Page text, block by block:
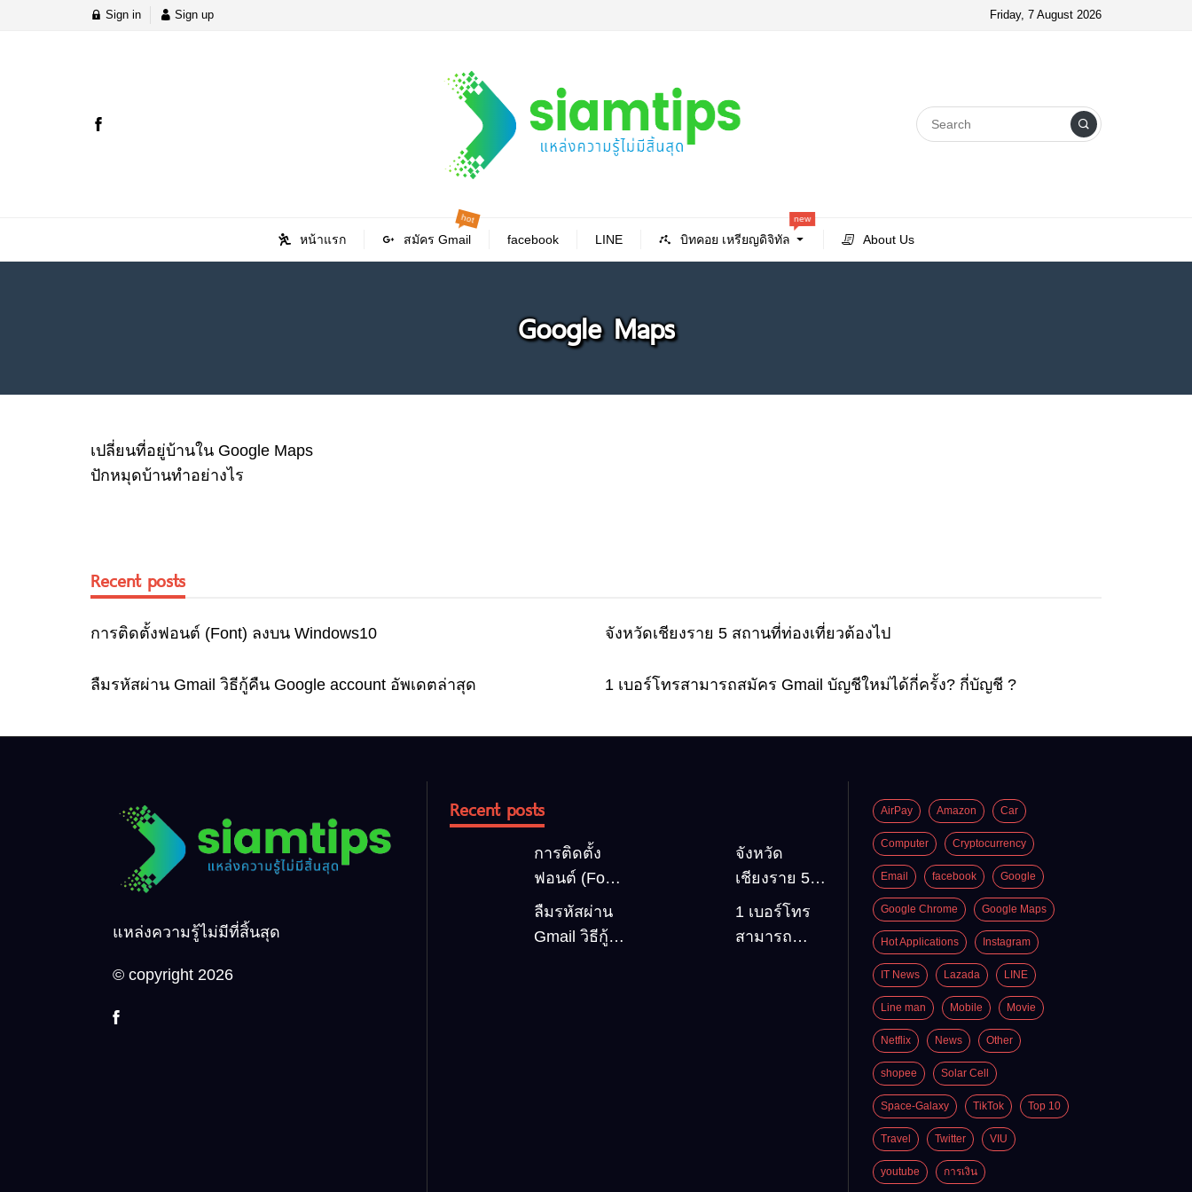
Sign in Sign up Friday, 7 August 2026
หน้าแรก สมัคร Gmail
hot
facebook LINE บิทคอย เหรียญดิจิทัล
new
About Us
Google Maps
เปลี่ยนที่อยู่บ้านใน Google Maps
ปักหมุดบ้านทำอย่างไร
Recent posts
การติดตั้งฟอนต์ (Font) ลงบน Windows10 จังหวัดเชียงราย 5 สถานที่ท่องเที่ยวต้องไป
ลืมรหัสผ่าน Gmail วิธีกู้คืน Google account อัพเดตล่าสุด 1 เบอร์โทรสามารถสมัคร Gmail บัญชีใหม่ได้กี่ครั้ง? กี่บัญชี ?
แหล่งความรู้ไม่มีที่สิ้นสุด
© copyright 2026
Recent posts
การติดตั้ง
ฟอนต์ (Font)
ลงบน
Windows10
จังหวัด
เชียงราย 5
สถานที่ท่อง
เที่ยวต้องไป
ลืมรหัสผ่าน
Gmail วิธีกู้
1 เบอร์โทร
สามารถ
AirPay Amazon Car
Computer Cryptocurrency
Email facebook Google
Google Chrome Google Maps
Hot Applications Instagram
IT News Lazada LINE
Line man Mobile Movie
Netflix News Other
shopee Solar Cell
Space-Galaxy TikTok Top 10
Travel Twitter VIU
youtube การเงิน